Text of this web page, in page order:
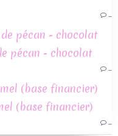
pécan - chocolat
(base financier)